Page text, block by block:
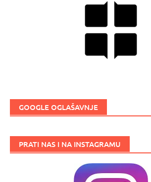
GOOGLE OGLAŠAVNJE
PRATI NAS I NA INSTAGRAMU